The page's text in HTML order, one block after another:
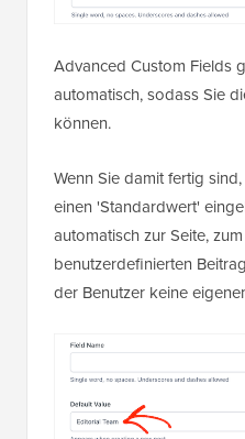
Advanced Custom Fields
automatisch, sodass Sie
können.
Wenn Sie damit fertig
einen 'Standardwert'
automatisch zur Seite,
benutzerdefinierten
der Benutzer keine